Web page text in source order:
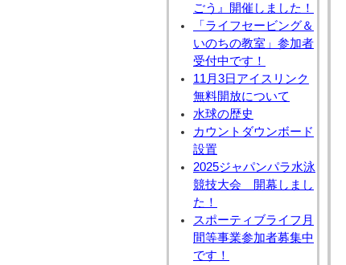
ごう』開催しました！
「ライフセービング＆
いのちの教室」参加者
受付中です！
11月3日アイスリンク
無料開放について
水球の歴史
カウントダウンボード
設置
2025ジャパンパラ水泳
競技大会 開幕しまし
た！
スポーティブライフ月
間等事業参加者募集中
です！